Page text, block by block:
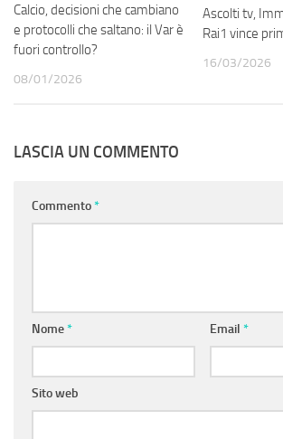
Calcio, decisioni che cambiano
e protocolli che saltano: il Var è
fuori controllo?
08/01/2026
Ascolti tv,
Rai1 vince
16/03/2026
LASCIA UN COMMENTO
Commento*
Nome* Email *
Sito web